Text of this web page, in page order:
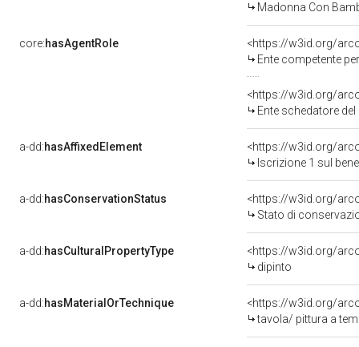
Madonna Con
core:hasAgentRole
<https://w3id.org/
Ente competente per tutela
<https://w3id.org/
Ente schedatore
a-dd:hasAffixedElement
<https://w3id.org/
Iscrizione 1 sul
a-dd:hasConservationStatus
<https://w3id.org/
Stato di
a-dd:hasCulturalPropertyType
<https://w3id.org/
dipinto
a-dd:hasMaterialOrTechnique
<https://w3id.org/
tavola/ pittura a